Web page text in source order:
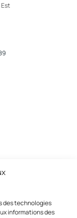
des technologies
informations des